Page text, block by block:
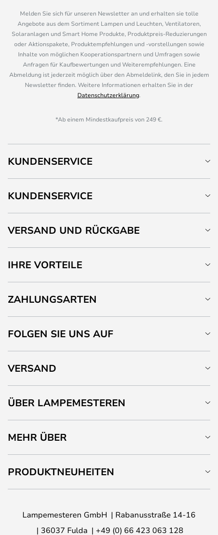
Melden Sie sich für unseren Newsletter an und erhalten sie tolle
Angebote aus dem Sortiment Lampen und Leuchten, Ventilatoren,
Solaranlagen und Smart Home Produkte, Produktpreis-Reduzierungen
oder Aktionspakete, Produktempfehlungen und -vorstellungen sowie
Inhalte von möglichen Kooperationspartnern und Umfragen sowie
Anfragen für Kaufbewertungen und Weiterempfehlungen. Eine
Abmeldung ist jederzeit möglich über den Abmeldelink, den Sie in jedem
Newsletter finden. Weitere Informationen erhalten Sie in der
Datenschutzerklärung.
*Ab einem Mindestkaufpreis von 249 €.
KUNDENSERVICE
KUNDENSERVICE
VERSAND UND RÜCKGABE
IHRE VORTEILE
ZAHLUNGSARTEN
FOLGEN SIE UNS AUF
VERSAND
ÜBER LAMPEMESTEREN
MEHR ÜBER
PRODUKTNEUHEITEN
Lampemesteren GmbH
Rabanusstraße 14-16
36037 Fulda
+49 (0) 66 423 063 128